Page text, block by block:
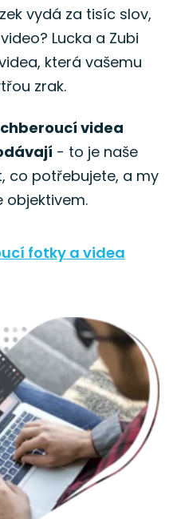
vydá za tisíc slov,
Lucka a Zubi
která vašemu
zrak.
videa
- to je naše
co potřebujete, a my
objektivem.
fotky a videa